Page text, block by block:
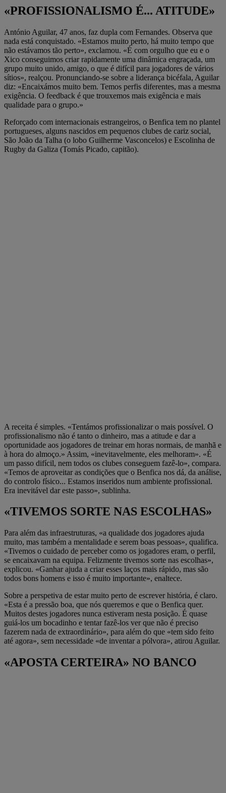
«PROFISSIONALISMO É... ATITUDE»
António Aguilar, 47 anos, faz dupla com Fernandes. Observa que
nada está conquistado. «Estamos muito perto, há muito tempo que
não estávamos tão perto», exclamou. «É com orgulho que eu e o
Xico conseguimos criar rapidamente uma dinâmica engraçada, um
grupo muito unido, amigo, o que é difícil para jogadores de vários
sítios», realçou. Pronunciando-se sobre a liderança bicéfala, Aguilar
diz: «Encaixámos muito bem. Temos perfis diferentes, mas a mesma
exigência. O feedback é que trouxemos mais exigência e mais
qualidade para o grupo.»
Reforçado com internacionais estrangeiros, o Benfica tem no plantel
portugueses, alguns nascidos em pequenos clubes de cariz social,
São João da Talha (o lobo Guilherme Vasconcelos) e Escolinha de
Rugby da Galiza (Tomás Picado, capitão).
A receita é simples. «Tentámos profissionalizar o mais possível. O
profissionalismo não é tanto o dinheiro, mas a atitude e dar a
oportunidade aos jogadores de treinar em horas normais, de manhã e
à hora do almoço.» Assim, «inevitavelmente, eles melhoram». «É
um passo difícil, nem todos os clubes conseguem fazê-lo», compara.
«Temos de aproveitar as condições que o Benfica nos dá, da análise,
do controlo físico... Estamos inseridos num ambiente profissional.
Era inevitável dar este passo», sublinha.
«TIVEMOS SORTE NAS ESCOLHAS»
Para além das infraestruturas, «a qualidade dos jogadores ajuda
muito, mas também a mentalidade e serem boas pessoas», qualifica.
«Tivemos o cuidado de perceber como os jogadores eram, o perfil,
se encaixavam na equipa. Felizmente tivemos sorte nas escolhas»,
explicou. «Ganhar ajuda a criar esses laços mais rápido, mas são
todos bons homens e isso é muito importante», enaltece.
Sobre a perspetiva de estar muito perto de escrever história, é claro.
«Esta é a pressão boa, que nós queremos e que o Benfica quer.
Muitos destes jogadores nunca estiveram nesta posição. É quase
guiá-los um bocadinho e tentar fazê-los ver que não é preciso
fazerem nada de extraordinário», para além do que «tem sido feito
até agora», sem necessidade «de inventar a pólvora», atirou Aguilar.
«APOSTA CERTEIRA» NO BANCO